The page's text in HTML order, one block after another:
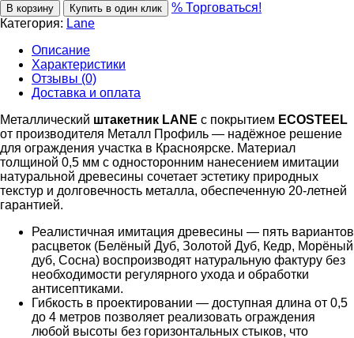
В корзину Купить в один клик
% Торговаться!
Категория: Lane
Описание
Характеристики
Отзывы (0)
Доставка и оплата
Металлический штакетник LANE с покрытием ECOSTEEL
от производителя Металл Профиль — надёжное решение
для ограждения участка в Красноярске. Материал
толщиной 0,5 мм с односторонним нанесением имитации
натуральной древесины сочетает эстетику природных
текстур и долговечность металла, обеспеченную 20-летней
гарантией.
Реалистичная имитация древесины — пять вариантов
расцветок (Белёный Дуб, Золотой Дуб, Кедр, Морёный
дуб, Сосна) воспроизводят натуральную фактуру без
необходимости регулярного ухода и обработки
антисептиками.
Гибкость в проектировании — доступная длина от 0,5
до 4 метров позволяет реализовать ограждения
любой высоты без горизонтальных стыков, что